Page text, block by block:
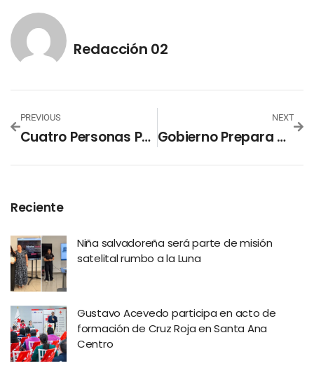
Redacción 02
PREVIOUS
Cuatro Personas Perdieron La Vida Por Coronavirus Esta Tarde
NEXT
Gobierno Prepara Soluciones Habitacionales A Familias Que Perdieron Sus Casas Por Lluvias
Reciente
Niña salvadoreña será parte de misión
satelital rumbo a la Luna
Gustavo Acevedo participa en acto de
formación de Cruz Roja en Santa Ana
Centro